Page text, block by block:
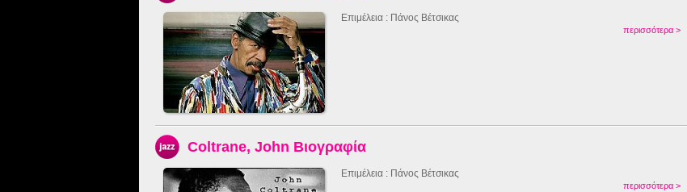
Επιμέλεια : Πάνος Βέτσικας
περισσότερα >
Coltrane, John Βιογραφία
Επιμέλεια : Πάνος Βέτσικας
περισσότερα >